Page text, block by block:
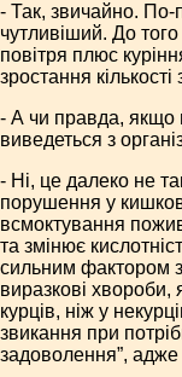
- Так, звичайно. По-
чутливіший. До
повітря плюс
зростання
- А чи правда, якщо
виведеться з
- Ні, це далеко не
порушення у
всмоктування
та змінює
сильним фактором
виразкові хвороби,
курців, ніж у
звикання при
задоволення”, адже